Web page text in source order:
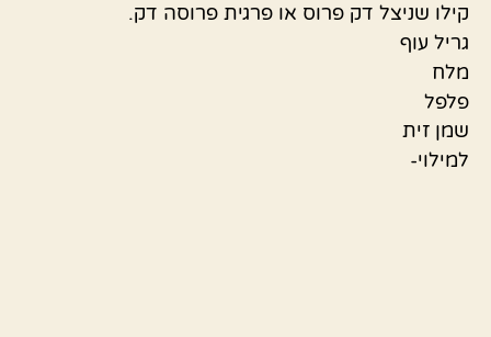
קילו שניצל דק פרוס או פרגית פרוסה דק.
גריל עוף
מלח
פלפל
שמן זית
למילוי-